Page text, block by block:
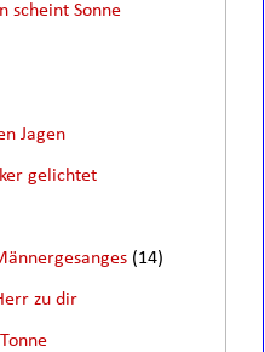
scheint Sonne
Jagen
gelichtet
(14)
zu dir